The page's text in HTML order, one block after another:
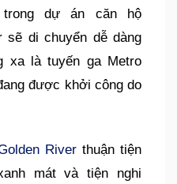
dự án căn hộ
sẽ di chuyển dễ dàng
xa là tuyến ga Metro
được khởi công do
River thuận tiện
mát và tiện nghi